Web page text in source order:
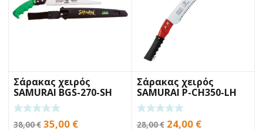
Σάρακας χειρός
SAMURAI BGS-270-SH
27cm
38,00€ Original
35,00 €Η
Σάρακας χειρός
SAMURAI P-CH350-LH
35cm
28,00€ Original
24,00 €Η